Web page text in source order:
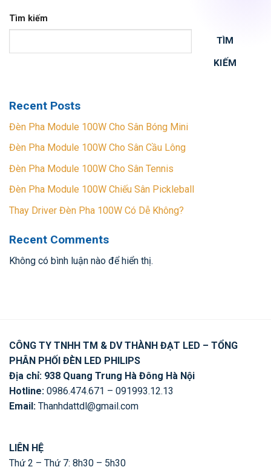
Tìm kiếm
TÌM
KIẾM
Recent Posts
Đèn Pha Module 100W Cho Sân Bóng Mini
Đèn Pha Module 100W Cho Sân Cầu Lông
Đèn Pha Module 100W Cho Sân Tennis
Đèn Pha Module 100W Chiếu Sân Pickleball
Thay Driver Đèn Pha 100W Có Dễ Không?
Recent Comments
Không có bình luận nào để hiển thị.
CÔNG TY TNHH TM & DV THÀNH ĐẠT LED – TỔNG
PHÂN PHỐI ĐÈN LED PHILIPS
Địa chỉ: 938 Quang Trung Hà Đông Hà Nội
Hotline: 0986.474.671 – 091993.12.13
Email: Thanhdattdl@gmail.com
LIÊN HỆ
Thứ 2 – Thứ 7: 8h30 – 5h30